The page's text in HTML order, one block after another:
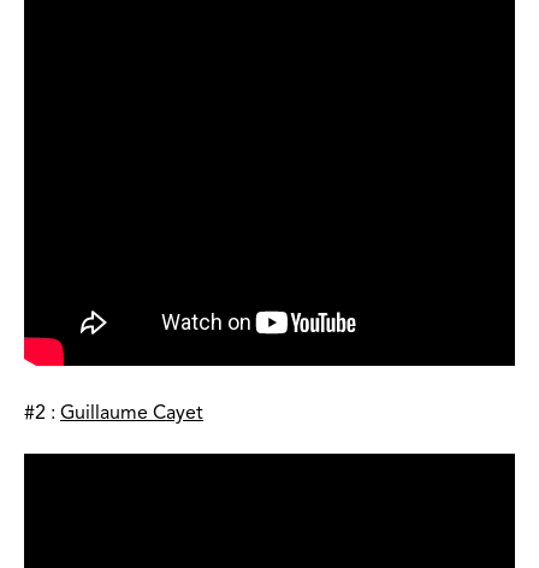
#2 : Guillaume Cayet